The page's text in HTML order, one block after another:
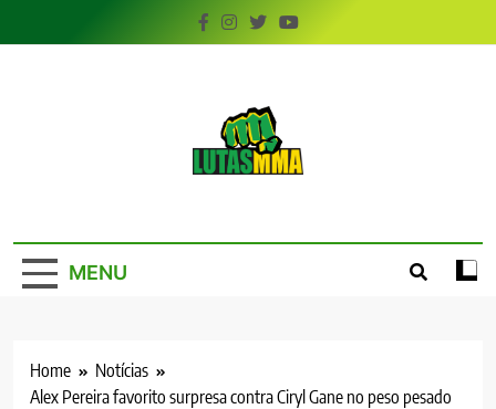
to
MENU
Home
Notícias
Alex Pereira favorito surpresa contra Ciryl Gane no peso pesado